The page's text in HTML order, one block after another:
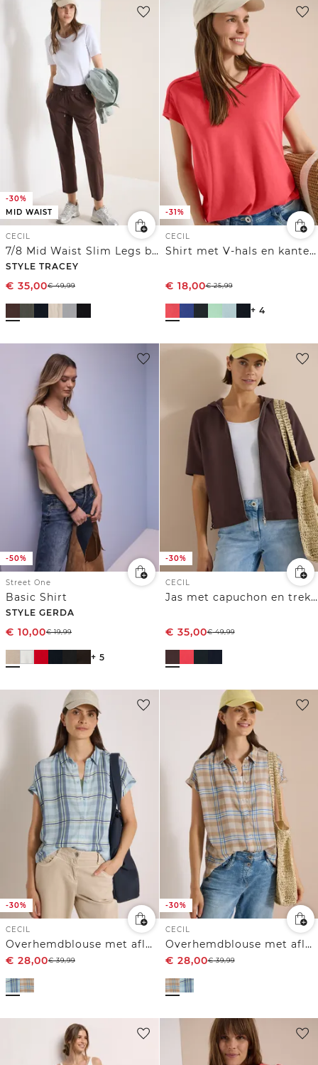
-30%
MID WAIST
CECIL
7/8 Mid Waist Slim Legs broek in casual fit
STYLE TRACEY
€ 35,00€49,99
-31%
CECIL
Shirt met V-hals en kanten detail
€ 18,00€25,99
+ 4
-50%
Street One
Basic Shirt
STYLE GERDA
€ 10,00€19,99
+ 5
-30%
CECIL
Jas met capuchon en trekkoorden aan de zijkant
€ 35,00€49,99
-30%
CECIL
Overhemdblouse met aflopende schouders en print
€ 28,00€39,99
-30%
CECIL
Overhemdblouse met aflopende schouders en print
€ 28,00€39,99